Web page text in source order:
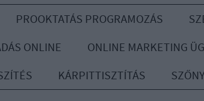
PROOKTATÁS PROGRAMOZÁS
ONLINE
ONLINE MARKETING
KÁRPITTISZTÍTÁS